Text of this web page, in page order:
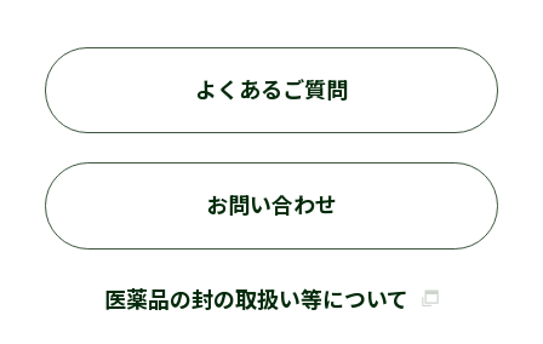
よくあるご質問
お問い合わせ
医薬品の封の取扱い等について